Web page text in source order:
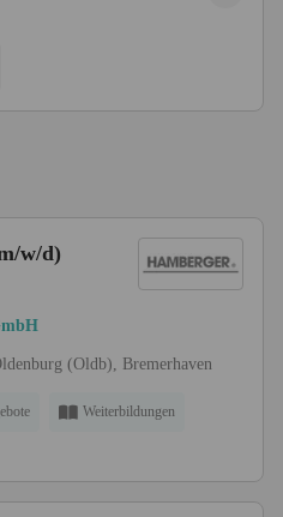
w/d)
(Oldb), Bremerhaven
Weiterbildungen